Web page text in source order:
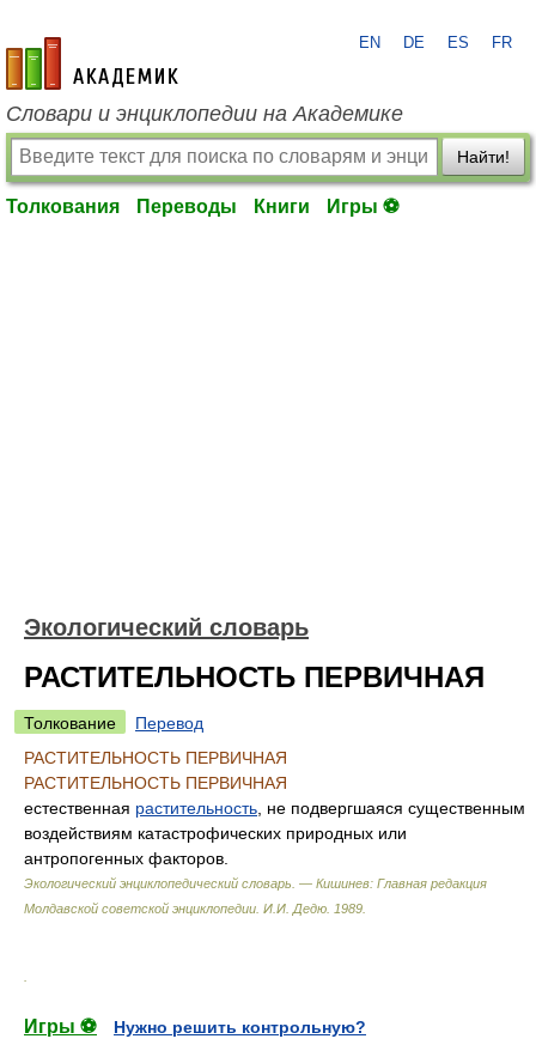
academic.ru
EN DE ES FR
Словари и энциклопедии на Академике
Найти!
Толкования Переводы Книги Игры ⚽
Экологический словарь
РАСТИТЕЛЬНОСТЬ ПЕРВИЧНАЯ
Толкование
Перевод
РАСТИТЕЛЬНОСТЬ ПЕРВИЧНАЯ
РАСТИТЕЛЬНОСТЬ ПЕРВИЧНАЯ
естественная растительность , не подвергшаяся существенным
воздействиям катастрофических природных или
антропогенных факторов.
Экологический энциклопедический словарь. — Кишинев: Главная редакция
Молдавской советской энциклопедии И.И. Дедю 1989
Игры ⚽
Нужно решить контрольную?